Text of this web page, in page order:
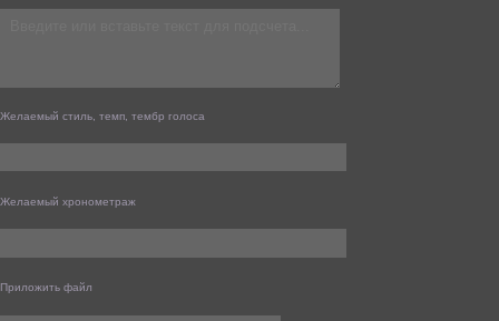
Желаемый стиль, темп, тембр голоса
Желаемый хронометраж
Приложить файл